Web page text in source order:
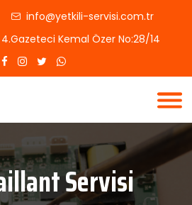
info@yetkili-servisi.com.tr
Kemal Özer No:28/14
Servisi